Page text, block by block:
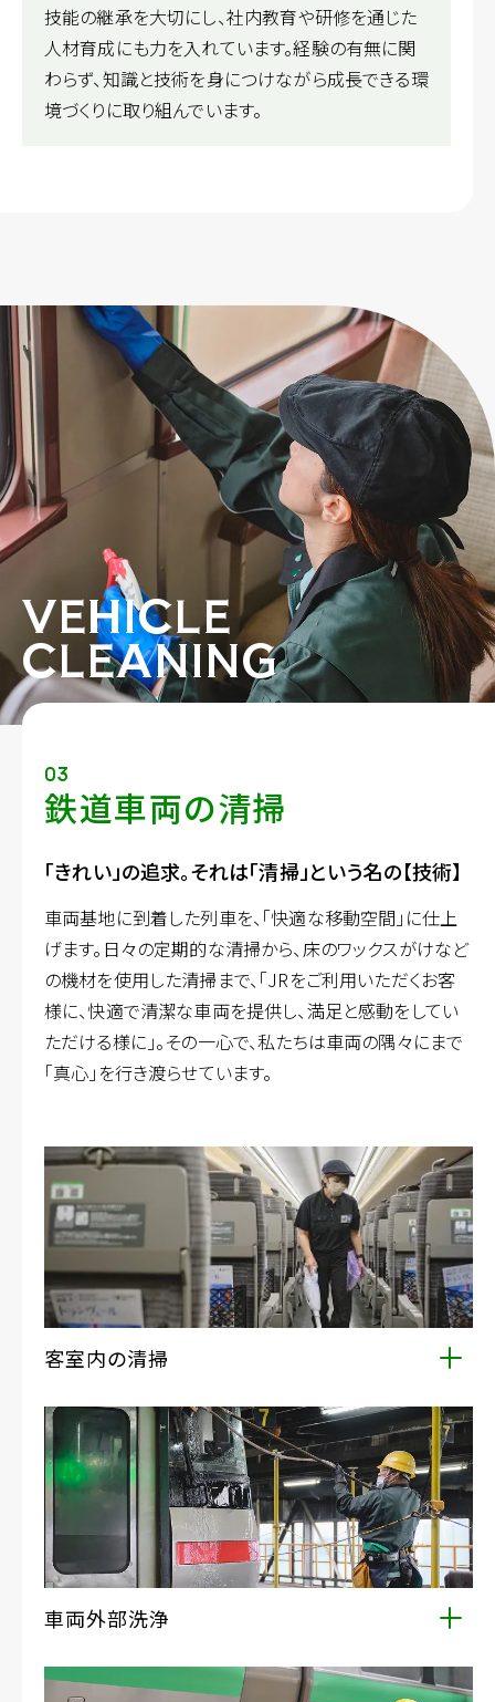
技能の継承を大切にし、社内教育や研修を通じた
人材育成にも力を入れています。経験の有無に関
わらず、知識と技術を身につけながら成長できる環
境づくりに取り組んでいます。
VEHICLE
CLEANING
03
鉄道車両の清掃
「きれい」の追求。それは「清掃」という名の【技術】
車両基地に到着した列車を、「快適な移動空間」に仕上
げます。日々の定期的な清掃から、床のワックスがけなど
の機材を使用した清掃まで、「JRをご利用いただくお客
様に、快適で清潔な車両を提供し、満足と感動をしてい
ただける様に」。その一心で、私たちは車両の隅々にまで
「真心」を行き渡らせています。
客室内の清掃
ご利用される部分を日々清潔にリフレッシュしたり、計
画的な清掃で車内空間全体を快適に整えています。
車両外部洗浄
光沢と美しさを取り戻し、お客様に快適にご利用いただ